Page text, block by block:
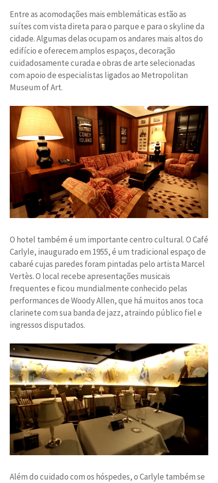
Entre as acomodações mais emblemáticas estão as
suítes com vista direta para o parque e para o skyline da
cidade. Algumas delas ocupam os andares mais altos do
edifício e oferecem amplos espaços, decoração
cuidadosamente curada e obras de arte selecionadas
com apoio de especialistas ligados ao Metropolitan
Museum of Art.
O hotel também é um importante centro cultural. O Café
Carlyle, inaugurado em 1955, é um tradicional espaço de
cabaré cujas paredes foram pintadas pelo artista Marcel
Vertès. O local recebe apresentações musicais
frequentes e ficou mundialmente conhecido pelas
performances de Woody Allen, que há muitos anos toca
clarinete com sua banda de jazz, atraindo público fiel e
ingressos disputados.
Além do cuidado com os hóspedes, o Carlyle também se